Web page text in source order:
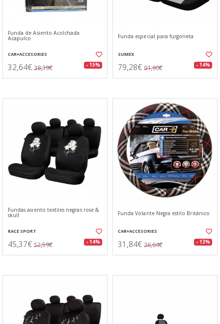
Funda de Asiento Acolchada
Acapulco
CAR+ACCESORIES
32,64€ 38,39€ - 15%
Funda especial para furgoneta
SUMEX
79,28€ 91,90€ - 14%
Fundas asiento textiles negras rose &
skull
RACE SPORT
45,37€ 52,59€ - 14%
Funda Volante Negra estilo Británico
CAR+ACCESORIES
31,84€ 36,64€ - 13%